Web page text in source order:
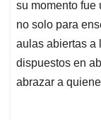
su momento fue
no solo para
aulas abiertas a
dispuestos en
abrazar a